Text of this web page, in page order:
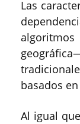
Las
algoritmos
basados
Al igual